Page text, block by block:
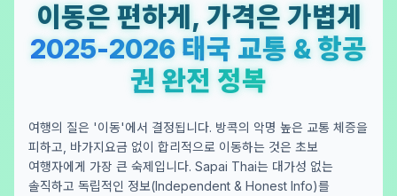
이동은 편하게, 가격은 가볍게
2025-2026 태국 교통 & 항공
권 완전 정복
여행의 질은 '이동'에서 결정됩니다. 방콕의 악명 높은 교통 체증을
피하고, 바가지요금 없이 합리적으로 이동하는 것은 초보
여행자에게 가장 큰 숙제입니다. Sapai Thai는 대가성 없는
솔직하고 독립적인 정보(Independent & Honest Info)를